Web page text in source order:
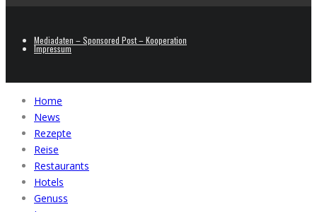
Mediadaten – Sponsored Post – Kooperation
Impressum
Home
News
Rezepte
Reise
Restaurants
Hotels
Genuss